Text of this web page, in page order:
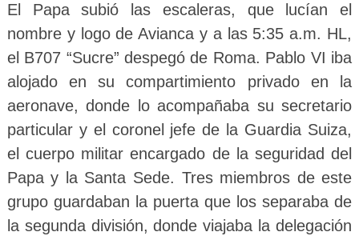
El Papa subió las escaleras, que lucían el
nombre y logo de Avianca y a las 5:35 a.m. HL,
el B707 “Sucre” despegó de Roma. Pablo VI iba
alojado en su compartimiento privado en la
aeronave, donde lo acompañaba su secretario
particular y el coronel jefe de la Guardia Suiza,
el cuerpo militar encargado de la seguridad del
Papa y la Santa Sede. Tres miembros de este
grupo guardaban la puerta que los separaba de
la segunda división, donde viajaba la delegación